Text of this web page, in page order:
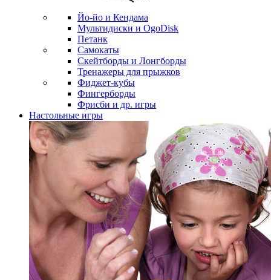
Йо-йо и Кендама
Мультидиски и OgoDisk
Петанк
Самокаты
Скейтборды и Лонгборды
Тренажеры для прыжков
Фиджет-кубы
Фингерборды
Фрисби и др. игры
Настольные игры